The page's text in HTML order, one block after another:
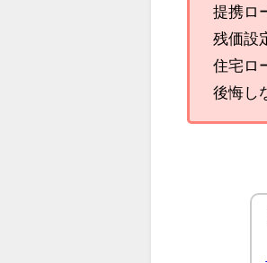
提携ロ
残価設
住宅ロ
後悔し